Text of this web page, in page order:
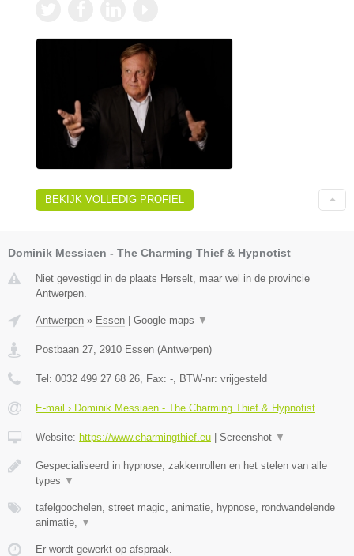
BEKIJK VOLLEDIG PROFIEL
Dominik Messiaen - The Charming Thief & Hypnotist
Niet gevestigd in de plaats Herselt, maar wel in de provincie
Antwerpen.
Antwerpen » Essen | Google maps ▼
Postbaan 27 2910 Essen (Antwerpen)
Tel: 0032 499 27 68 26 , Fax: - , BTW-nr: vrijgesteld
E-mail › Dominik Messiaen - The Charming Thief & Hypnotist
Website: https://www.charmingthief.eu | Screenshot ▼
Gespecialiseerd in hypnose, zakkenrollen en het stelen van alle
types ▼
tafelgoochelen, street magic, animatie, hypnose, rondwandelende
animatie,
▼
Er wordt gewerkt op afspraak.